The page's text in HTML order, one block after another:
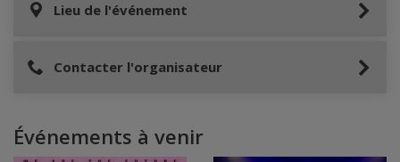
Lieu de l'événement
Contacter l'organisateur
Événements à venir